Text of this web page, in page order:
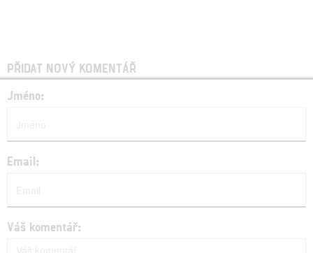
PŘIDAT NOVÝ KOMENTÁŘ
Jméno:
Email:
Váš komentář: